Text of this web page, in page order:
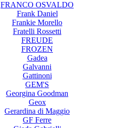
FRANCO OSVALDO
Frank Daniel
Frankie Morello
Fratelli Rossetti
FREUDE
FROZEN
Gadea
Galvanni
Gattinoni
GEM'S
Georgina Goodman
Geox
Gerardina di Maggio
GF Ferre